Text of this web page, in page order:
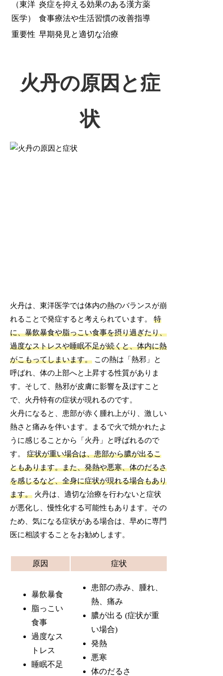
（東洋
医学）
炎症を抑える効果のある漢方薬
食事療法や生活習慣の改善指導
重要性 早期発見と適切な治療
火丹の原因と症
状
火丹は、東洋医学では体内の熱のバランスが崩
れることで発症すると考えられています。特
に、暴飲暴食や脂っこい食事を摂り過ぎたり、
過度なストレスや睡眠不足が続くと、体内に熱
がこもってしまいます。 この熱は「熱邪」と
呼ばれ、体の上部へと上昇する性質がありま
す。そして、熱邪が皮膚に影響を及ぼすこと
で、火丹特有の症状が現れるのです。
火丹になると、患部が赤く腫れ上がり、激しい
熱さと痛みを伴います。まるで火で焼かれたよ
うに感じることから「火丹」と呼ばれるので
す。症状が重い場合は、患部から膿が出るこ
ともあります。また、発熱や悪寒、体のだるさ
を感じるなど、全身に症状が現れる場合もあり
ます。 火丹は、適切な治療を行わないと症状
が悪化し、慢性化する可能性もあります。その
ため、気になる症状がある場合は、早めに専門
医に相談することをお勧めします。
原因 症状
暴飲暴食
脂っこい
食事
過度なス
トレス
睡眠不足
患部の赤み、腫れ、
熱、痛み
膿が出る (症状が重
い場合)
発熱
悪寒
体のだるさ